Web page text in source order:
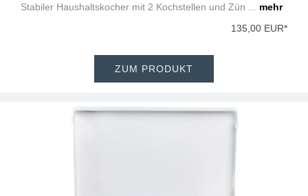
Stabiler Haushaltskocher mit 2 Kochstellen und Zün ... mehr
135,00 EUR*
ZUM PRODUKT